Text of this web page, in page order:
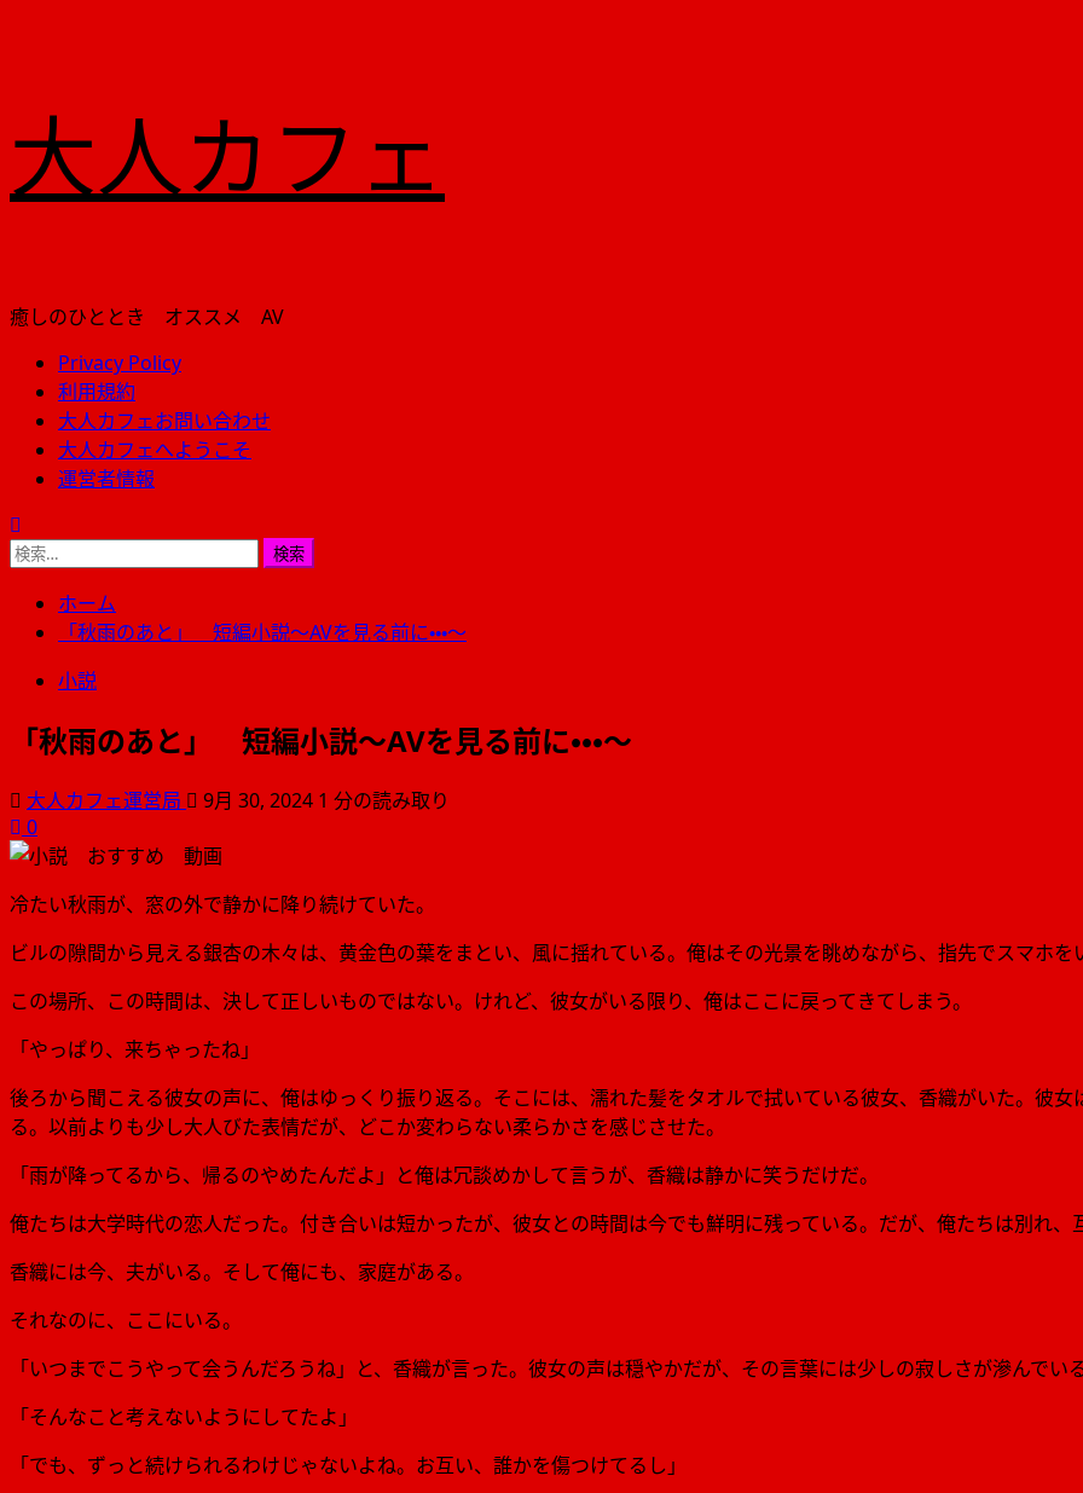
ス
大人カフェ
癒しのひととき オススメ AV
ー
Privacy Policy
利用規約
大人カフェお問い合わせ
大人カフェへようこそ
運営者情報
検
ホーム
「秋雨のあと」 短編小説〜AVを見る前に・・・〜
小説
「秋雨のあと」 短編小説〜AVを見る前に・・・〜
大人カフェ運営局 9月 30, 2024 1 分の読み取り
0
冷たい秋雨が、窓の外で静かに降り続けていた。
ビルの隙間から見える銀杏の木々は、黄金色の葉をまとい、風に揺れている。俺はその光景を眺めながら、指先でスマホを
この場所、この時間は、決して正しいものではない。けれど、彼女がいる限り、俺はここに戻ってきてしまう。
「やっぱり、来ちゃったね」
後ろから聞こえる彼女の声に、俺はゆっくり振り返る。そこには、濡れた髪をタオルで拭いている彼女、香織がいた。彼
る。以前よりも少し大人びた表情だが、どこか変わらない柔らかさを感じさせた。
「雨が降ってるから、帰るのやめたんだよ」と俺は冗談めかして言うが、香織は静かに笑うだけだ。
俺たちは大学時代の恋人だった。付き合いは短かったが、彼女との時間は今でも鮮明に残っている。だが、俺たちは別れ、
香織には今、夫がいる。そして俺にも、家庭がある。
それなのに、ここにいる。
「いつまでこうやって会うんだろうね」と、香織が言った。彼女の声は穏やかだが、その言葉には少しの寂しさが滲んでいる
「そんなこと考えないようにしてたよ」
「でも、ずっと続けられるわけじゃないよね。お互い、誰かを傷つけてるし」